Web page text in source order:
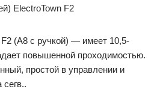
(А8 с ручкой) — имеет 10,5-
повышенной проходимостью.
простой в управлении и
сегв..